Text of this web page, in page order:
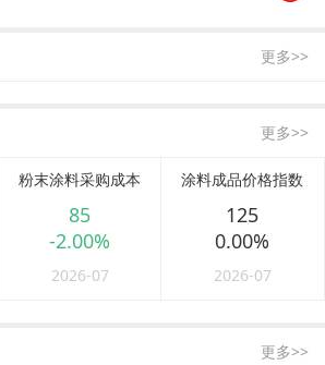
更多>>
更多>>
粉末涂料采购成本
85
-2.00%
2026-07
涂料成品价格指数
125
0.00%
2026-07
更多>>